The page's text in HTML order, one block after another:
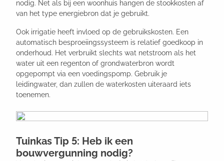
nodig. Net als bij een woonhuis hangen de stookkosten af
van het type energiebron dat je gebruikt.
Ook irrigatie heeft invloed op de gebruikskosten. Een
automatisch besproeiingssysteem is relatief goedkoop in
onderhoud. Het verbruikt slechts wat netstroom als het
water uit een regenton of grondwaterbron wordt
opgepompt via een voedingspomp. Gebruik je
leidingwater, dan zullen de waterkosten uiteraard iets
toenemen.
Tuinkas Tip 5: Heb ik een
bouwvergunning nodig?